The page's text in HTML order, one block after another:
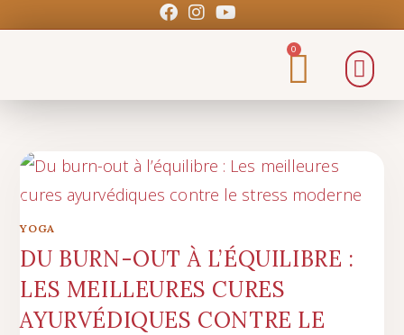
0
YOGA
DU BURN-OUT À L’ÉQUILIBRE :
LES MEILLEURES CURES
AYURVÉDIQUES CONTRE LE